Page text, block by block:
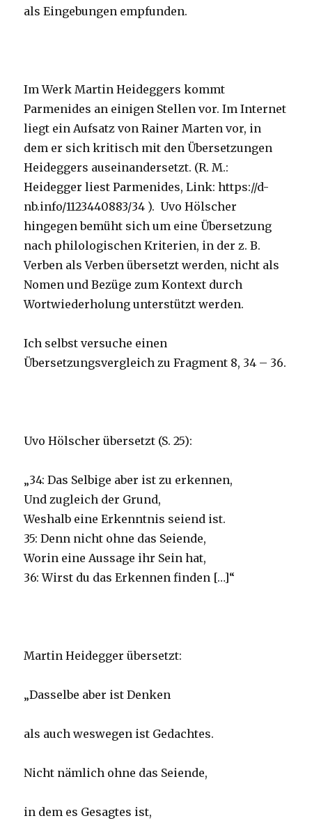
als Eingebungen empfunden.
Im Werk Martin Heideggers kommt
Parmenides an einigen Stellen vor. Im Internet
liegt ein Aufsatz von Rainer Marten vor, in
dem er sich kritisch mit den Übersetzungen
Heideggers auseinandersetzt. (R. M.:
Heidegger liest Parmenides, Link: https://d-
nb.info/1123440883/34 ). Uvo Hölscher
hingegen bemüht sich um eine Übersetzung
nach philologischen Kriterien, in der z. B.
Verben als Verben übersetzt werden, nicht als
Nomen und Bezüge zum Kontext durch
Wortwiederholung unterstützt werden.
Ich selbst versuche einen
Übersetzungsvergleich zu Fragment 8, 34 – 36.
Uvo Hölscher übersetzt (S. 25):
„34: Das Selbige aber ist zu erkennen,
Und zugleich der Grund,
Weshalb eine Erkenntnis seiend ist.
35: Denn nicht ohne das Seiende,
Worin eine Aussage ihr Sein hat,
36: Wirst du das Erkennen finden […]“
Martin Heidegger übersetzt:
„Dasselbe aber ist Denken
als auch weswegen ist Gedachtes.
Nicht nämlich ohne das Seiende,
in dem es Gesagtes ist,